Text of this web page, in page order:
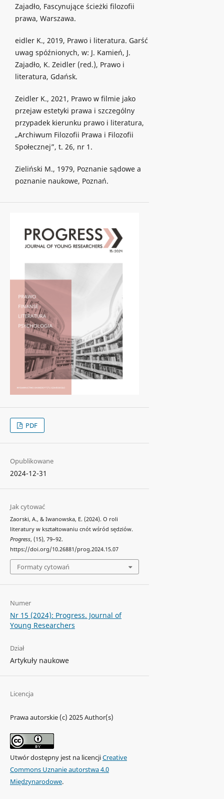
Zajadło, Fascynujące ścieżki filozofii
prawa, Warszawa.
eidler K., 2019, Prawo i literatura. Garść
uwag spóźnionych, w: J. Kamień, J.
Zajadło, K. Zeidler (red.), Prawo i
literatura, Gdańsk.
Zeidler K., 2021, Prawo w filmie jako
przejaw estetyki prawa i szczególny
przypadek kierunku prawo i literatura,
„Archiwum Filozofii Prawa i Filozofii
Społecznej”, t. 26, nr 1.
Zieliński M., 1979, Poznanie sądowe a
poznanie naukowe, Poznań.
PDF
Opublikowane
2024-12-31
Jak cytować
Zaorski, A., & Iwanowska, E. (2024). O roli
literatury w kształtowaniu cnót wśród sędziów.
Progress, (15), 79–92.
https://doi.org/10.26881/prog.2024.15.07
Formaty cytowań
Numer
Nr 15 (2024): Progress. Journal of
Young Researchers
Dział
Artykuły naukowe
Licencja
Prawa autorskie (c) 2025 Author(s)
Utwór dostępny jest na licencjiCreative
Commons Uznanie autorstwa 4.0
Międzynarodowe.